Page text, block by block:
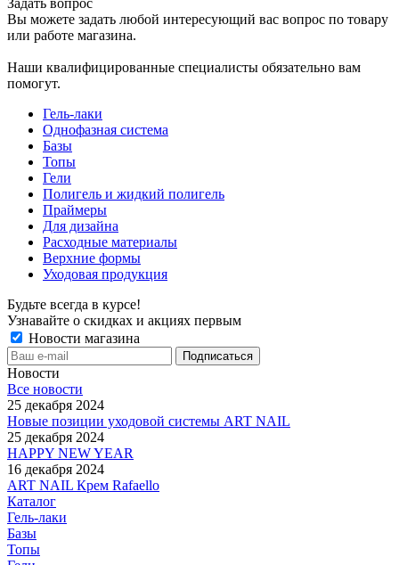
Задать вопрос
Вы можете задать любой интересующий вас вопрос по товару
или работе магазина.
Наши квалифицированные специалисты обязательно вам
помогут.
Гель-лаки
Однофазная система
Базы
Топы
Гели
Полигель и жидкий полигель
Праймеры
Для дизайна
Расходные материалы
Верхние формы
Уходовая продукция
Будьте всегда в курсе!
Узнавайте о скидках и акциях первым
Новости магазина
Новости
Все новости
25 декабря 2024
Новые позиции уходовой системы ART NAIL
25 декабря 2024
HAPPY NEW YEAR
16 декабря 2024
ART NAIL Крем Rafaello
Каталог
Гель-лаки
Базы
Топы